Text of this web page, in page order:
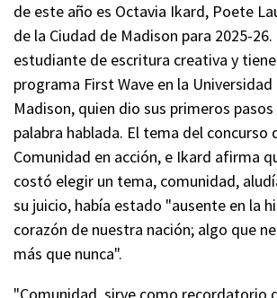
de este año es Octavia Ikard, Poete
de la Ciudad de Madison para 2025-
estudiante de escritura creativa y
programa First Wave en la Universidad
Madison, quien dio sus primeros
palabra hablada. El tema del concurso
Comunidad en acción, e Ikard afirma
costó elegir un tema, comunidad,
su juicio, había estado "ausente en la
corazón de nuestra nación; algo que
más que nunca".